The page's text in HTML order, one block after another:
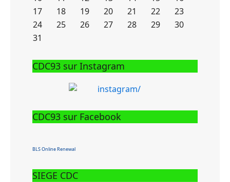
17
18 19 20 21 22
23
24
25 26 27 28 29
30
31
CDC93 sur Instagram
CDC93 sur Facebook
BLS Online Renewal
SIEGE CDC